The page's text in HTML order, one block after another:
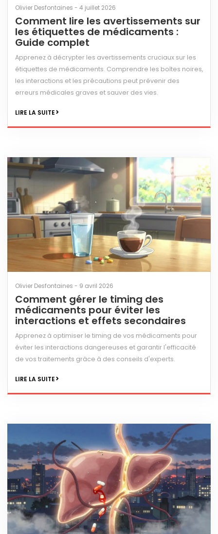
Olivier Desfontaines - 4 juillet 2026
Comment lire les avertissements sur
les étiquettes de médicaments :
Guide complet
Apprenez à décrypter les avertissements cruciaux sur les
étiquettes de médicaments. Comprendre les boîtes noires,
les interactions et les précautions peut prévenir des
erreurs médicales graves et sauver des vies.
LIRE LA SUITE
Olivier Desfontaines - 9 avril 2026
Comment gérer le timing des
médicaments pour éviter les
interactions et effets secondaires
Apprenez à optimiser le timing de vos médicaments pour
éviter les interactions dangereuses et garantir l'efficacité
de vos traitements grâce à des conseils d'experts.
LIRE LA SUITE